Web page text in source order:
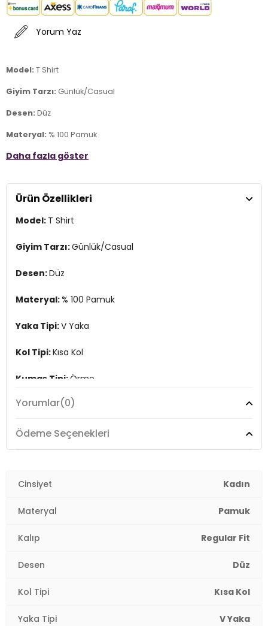
Yorum Yaz
Model: T Shirt
Giyim Tarzı: Günlük/Casual
Desen: Düz
Materyal: % 100 Pamuk
Yaka Tipi:V Yaka
Kumaş Tipi:Örme
Boy:Standart
Kalıp Bilgisi: Regular Fit
2DY15352294.07
Daha fazla göster
Ürün Özellikleri
Model: T Shirt
Giyim Tarzı:Günlük/Casual
Desen:Düz
Materyal:% 100 Pamuk
Yaka Tipi:V Yaka
Kol Tipi:Kısa Kol
Kumaş Tipi:Örme
Boy:Standart
Kalıp Bilgisi:Regular Fit
Menşei:
Yorumlar(0)
Ödeme Seçenekleri
Cinsiyet Kadın
Materyal Pamuk
Kalıp Regular Fit
Desen Düz
Kol Tipi Kısa Kol
Yaka Tipi V Yaka